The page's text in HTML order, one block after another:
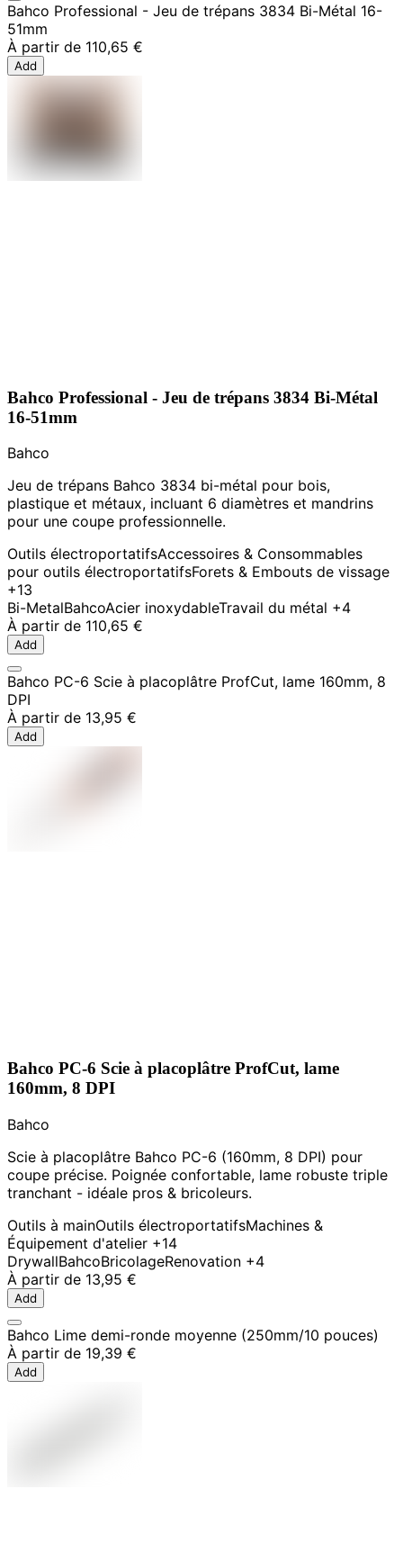
Bahco Professional - Jeu de trépans 3834 Bi-Métal 16-
51mm
À partir de 110,65 €
Add
Bahco Professional - Jeu de trépans 3834 Bi-Métal
16-51mm
Bahco
Jeu de trépans Bahco 3834 bi-métal pour bois,
plastique et métaux, incluant 6 diamètres et mandrins
pour une coupe professionnelle.
Outils électroportatifsAccessoires & Consommables
pour outils électroportatifsForets & Embouts de vissage
+13
Bi-MetalBahcoAcier inoxydableTravail du métal +4
À partir de 110,65 €
Add
Bahco PC-6 Scie à placoplâtre ProfCut, lame 160mm, 8
DPI
À partir de 13,95 €
Add
Bahco PC-6 Scie à placoplâtre ProfCut, lame
160mm, 8 DPI
Bahco
Scie à placoplâtre Bahco PC-6 (160mm, 8 DPI) pour
coupe précise. Poignée confortable, lame robuste triple
tranchant - idéale pros & bricoleurs.
Outils à mainOutils électroportatifsMachines &
Équipement d'atelier +14
DrywallBahcoBricolageRenovation +4
À partir de 13,95 €
Add
Bahco Lime demi-ronde moyenne (250mm/10 pouces)
À partir de 19,39 €
Add